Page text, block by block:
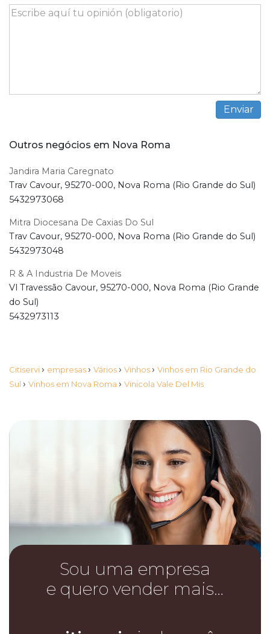
Outros negócios em Nova Roma
Jandira Maria Caregnato
Trav Cavour, 95270-000, Nova Roma (Rio Grande do Sul)
5432973068
Mitra Diocesana De Caxias Do Sul
Trav Cavour, 95270-000, Nova Roma (Rio Grande do Sul)
5432973048
R & A Industria De Moveis
Vl Travessão Cavour, 95270-000, Nova Roma (Rio Grande
do Sul)
5432973113
Citiservi › empresas › Vários › Vinhos › Vinhos em Rio Grande do
Sul › Vinhos em Nova Roma › Vinicola Vale Del Mis
Sou uma empresa
e quero vender mais…